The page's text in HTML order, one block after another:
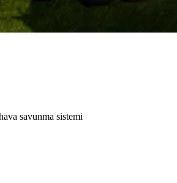
savunma sistemi